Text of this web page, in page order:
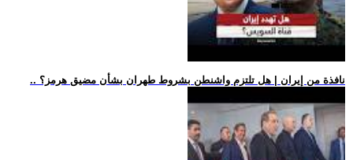
.. نافذة من إيران | هل تلتزم واشنطن بشروط طهران بشأن مضيق هرمز؟